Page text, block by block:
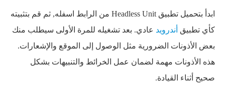
ابدأ بتحميل تطبيق Headless Unit من الرابط اسفله, ثم قم بتثبيته
كأي تطبيق أندرويد عادي. بعد تشغيله للمرة الأولى سيطلب منك
بعض الأذونات الضرورية مثل الوصول إلى الموقع والإشعارات.
هذه الأذونات مهمة لضمان عمل الخرائط والتنبيهات بشكل
صحيح أثناء القيادة.